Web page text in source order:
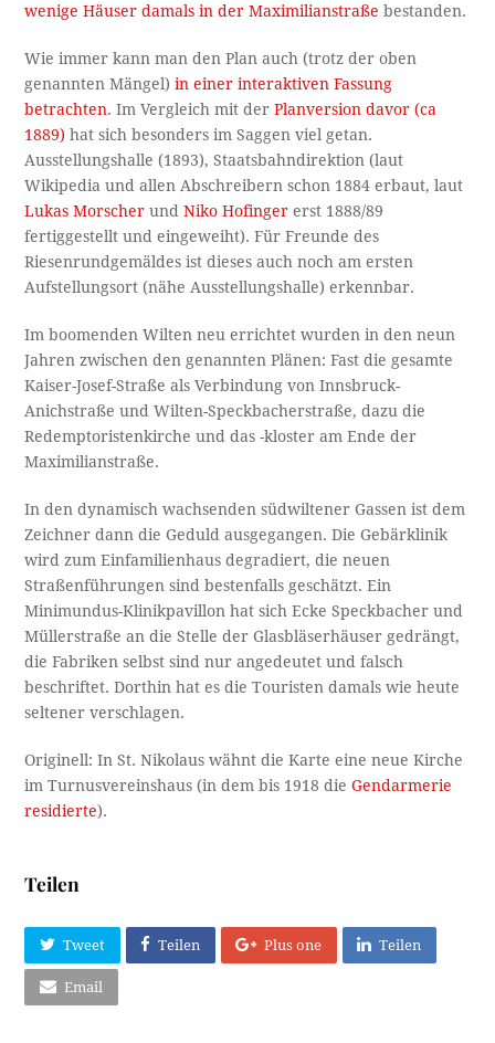
wenige Häuser damals in der Maximilianstraße bestanden.
Wie immer kann man den Plan auch (trotz der oben
genannten Mängel)in einer interaktiven Fassung
betrachten. Im Vergleich mit derPlanversion davor (ca
1889) hat sich besonders im Saggen viel getan.
Ausstellungshalle (1893), Staatsbahndirektion (laut
Wikipedia und allen Abschreibern schon 1884 erbaut, laut
Lukas Morscher undNiko Hofinger erst 1888/89
fertiggestellt und eingeweiht). Für Freunde des
Riesenrundgemäldes ist dieses auch noch am ersten
Aufstellungsort (nähe Ausstellungshalle) erkennbar.
Im boomenden Wilten neu errichtet wurden in den neun
Jahren zwischen den genannten Plänen: Fast die gesamte
Kaiser-Josef-Straße als Verbindung von Innsbruck-
Anichstraße und Wilten-Speckbacherstraße, dazu die
Redemptoristenkirche und das -kloster am Ende der
Maximilianstraße.
In den dynamisch wachsenden südwiltener Gassen ist dem
Zeichner dann die Geduld ausgegangen. Die Gebärklinik
wird zum Einfamilienhaus degradiert, die neuen
Straßenführungen sind bestenfalls geschätzt. Ein
Minimundus-Klinikpavillon hat sich Ecke Speckbacher und
Müllerstraße an die Stelle der Glasbläserhäuser gedrängt,
die Fabriken selbst sind nur angedeutet und falsch
beschriftet. Dorthin hat es die Touristen damals wie heute
seltener verschlagen.
Originell: In St. Nikolaus wähnt die Karte eine neue Kirche
im Turnusvereinshaus (in dem bis 1918 dieGendarmerie
residierte).
Teilen
Tweet Teilen Plus one Teilen
Email